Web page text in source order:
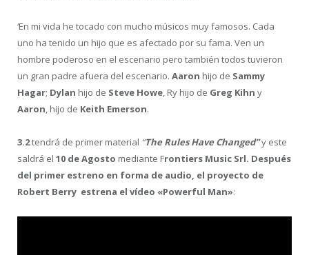
‘En mi vida he tocado con mucho músicos muy famosos. Cada
uno ha tenido un hijo que es afectado por su fama. Ven un
hombre poderoso en el escenario pero también todos tuvieron
un gran padre afuera del escenario. Aaron hijo de Sammy
Hagar; Dylan hijo de Steve Howe, Ry hijo de Greg Kihn y
Aaron, hijo de Keith Emerson.
3.2tendrá de primer material “The Rules Have Changed”y este
saldrá el 10 de Agosto mediante Frontiers Music Srl. Después
del primer estreno en forma de audio, el proyecto de
Robert Berry estrena el vídeo «Powerful Man»: